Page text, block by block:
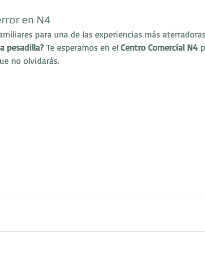
en N4
para una de las experiencias más
pesadilla? Te esperamos en el Centro Comercial N4
no olvidarás.